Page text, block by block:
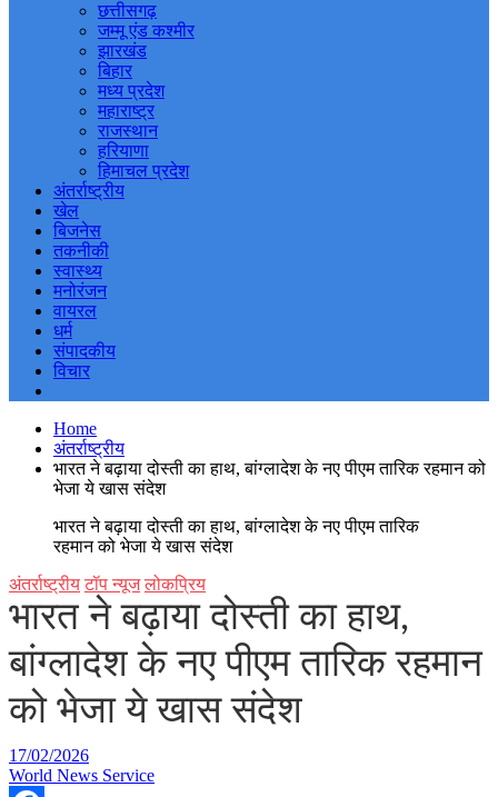
छत्तीसगढ़
जम्मू एंड कश्मीर
झारखंड
बिहार
मध्य प्रदेश
महाराष्ट्र
राजस्थान
हरियाणा
हिमाचल प्रदेश
अंतर्राष्ट्रीय
खेल
बिजनेस
तकनीकी
स्वास्थ्य
मनोरंजन
वायरल
धर्म
संपादकीय
विचार
Home
अंतर्राष्ट्रीय
भारत ने बढ़ाया दोस्ती का हाथ, बांग्लादेश के नए पीएम तारिक रहमान को
भेजा ये खास संदेश
भारत ने बढ़ाया दोस्ती का हाथ, बांग्लादेश के नए पीएम तारिक
रहमान को भेजा ये खास संदेश
अंतर्राष्ट्रीय टॉप न्यूज लोकप्रिय
भारत ने बढ़ाया दोस्ती का हाथ,
बांग्लादेश के नए पीएम तारिक रहमान
को भेजा ये खास संदेश
17/02/2026
World News Service